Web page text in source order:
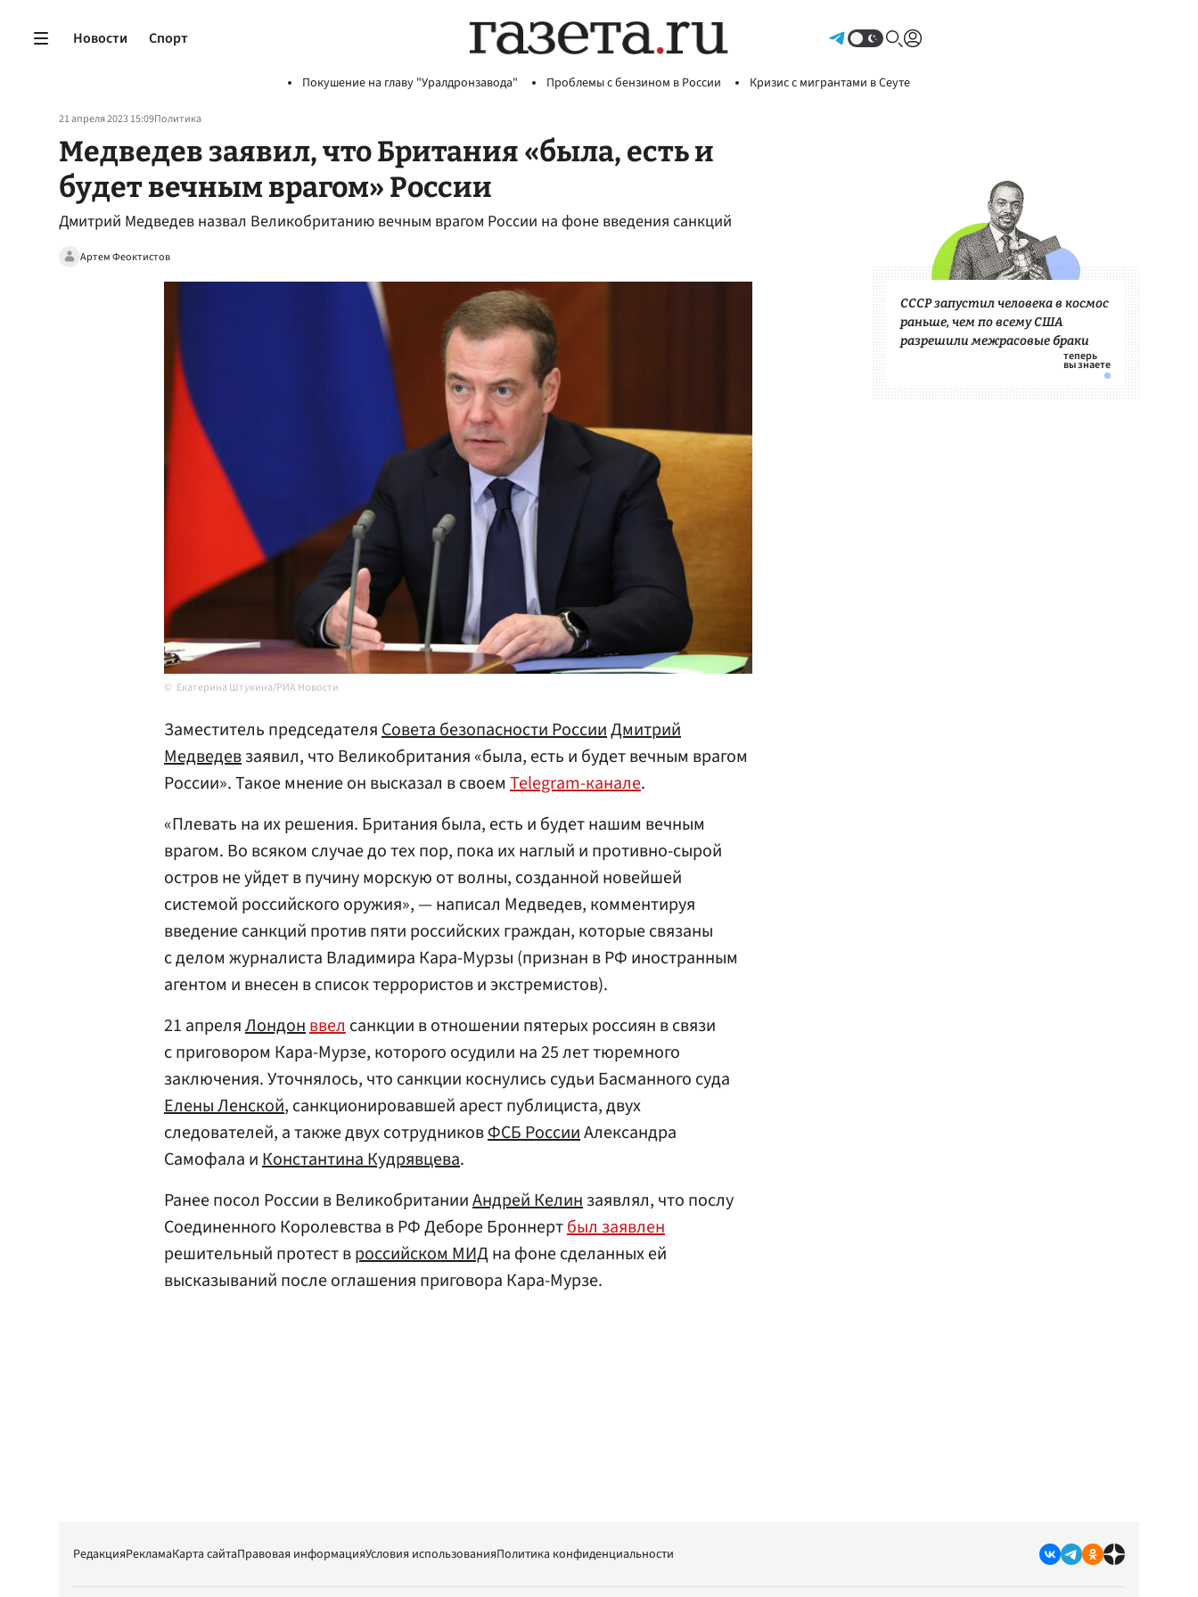
Новости Спорт
Покушение на главу "Уралдронзавода" Проблемы с бензином в России Кризис с мигрантами в Сеуте
21 апреля 2023 15:09Политика
Медведев заявил, что Британия «была, есть и
будет вечным врагом» России
Дмитрий Медведев назвал Великобританию вечным врагом России на фоне введения санкций
Артем Феоктистов
Екатерина Штукина/РИА Новости
Заместитель председателяСовета безопасностиРоссииДмитрий
Медведевзаявил, что Великобритания «была, есть и будет вечным врагом
России». Такое мнение он высказал в своем Telegram-канале.
«Плевать на их решения. Британия была, есть и будет нашим вечным
врагом. Во всяком случае до тех пор, пока их наглый и противно-сырой
остров не уйдет в пучину морскую от волны, созданной новейшей
системой российского оружия», — написал Медведев, комментируя
введение санкций против пяти российских граждан, которые связаны
с делом журналиста Владимира Кара-Мурзы (признан в РФ иностранным
агентом и внесен в список террористов и экстремистов).
21 апреляЛондонввелсанкции в отношении пятерых россиян в связи
с приговором Кара-Мурзе, которого осудили на 25 лет тюремного
заключения. Уточнялось, что санкции коснулись судьи Басманного суда
Елены Ленской, санкционировавшей арест публициста, двух
следователей, а также двух сотрудниковФСБ РоссииАлександра
Самофала иКонстантина Кудрявцева.
Ранее посол России в ВеликобританииАндрей Келинзаявлял, что послу
Соединенного Королевства в РФ Деборе Броннертбыл заявлен
решительный протест вроссийском МИДна фоне сделанных ей
высказываний после оглашения приговора Кара-Мурзе.
СССР запустил человека в космос
раньше, чем по всему США
разрешили межрасовые браки
РедакцияРекламаКарта сайтаПравовая информацияУсловия использованияПолитика конфиденциальности